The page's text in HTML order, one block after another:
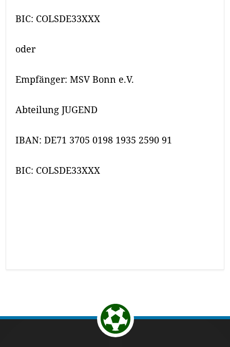
BIC: COLSDE33XXX
oder
Empfänger: MSV Bonn e.V.
Abteilung JUGEND
IBAN: DE71 3705 0198 1935 2590 91
BIC: COLSDE33XXX
Return to the top of the page.